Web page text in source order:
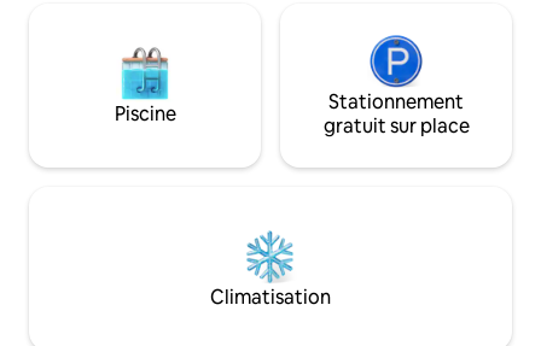
Piscine
Stationnement
gratuit sur place
Climatisation